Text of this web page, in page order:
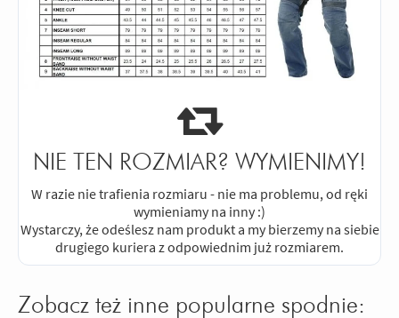
NIE TEN ROZMIAR? WYMIENIMY!
W razie nie trafienia rozmiaru - nie ma problemu, od ręki
wymieniamy na inny :)
Wystarczy, że odeślesz nam produkt a my bierzemy na siebie
drugiego kuriera z odpowiednim już rozmiarem.
Zobacz też inne popularne spodnie: